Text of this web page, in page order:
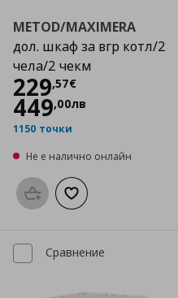
METOD/MAXIMERA
дол. шкаф за вгр котл/2
чела/2 чекм
229,57€
Цена
449,00лв
1150 точки
Не е налично онлайн
Προσθήκη στο καλάθι
Добави към
Сравнение